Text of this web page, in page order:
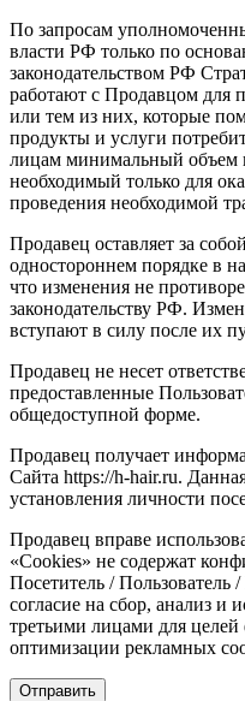
По запросам
власти РФ только по
законодательством РФ
работают с Продавцом для
или тем из них, которые
продукты и услуги
лицам минимальный объем
необходимый только для
проведения необходимой
Продавец оставляет за
одностороннем порядке в
что изменения не
законодательству РФ.
вступают в силу после их
Продавец не несет
предоставленные
общедоступной форме.
Продавец получает
Сайта https://h-hair.ru.
установления личности
Продавец вправе
«Cookies» не содержат
Посетитель / Пользователь
согласие на сбор, анализ и
третьими лицами для
оптимизации рекламных
Отправить